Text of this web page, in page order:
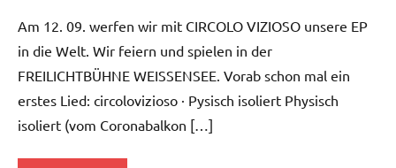
Am 12. 09. werfen wir mit CIRCOLO VIZIOSO unsere EP
in die Welt. Wir feiern und spielen in der
FREILICHTBÜHNE WEISSENSEE. Vorab schon mal ein
erstes Lied: circolovizioso · Pysisch isoliert Physisch
isoliert (vom Coronabalkon […]